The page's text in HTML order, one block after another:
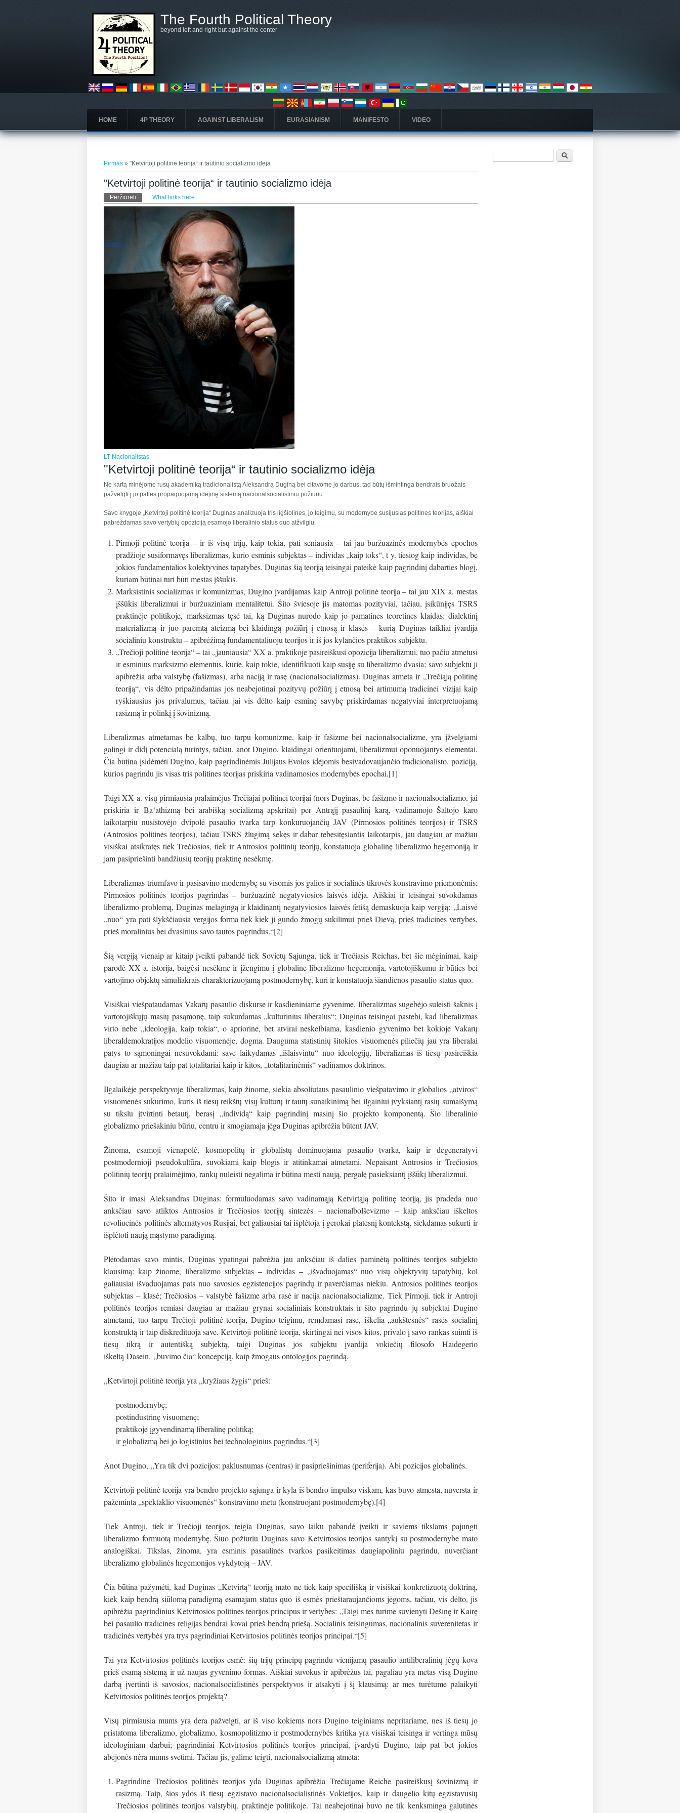
The Fourth Political Theory
beyond left and right but against the center
HOME 4P THEORY AGAINST LIBERALISM EURASIANISM MANIFESTO VIDEO
Pirmas » "Ketvirtoji politinė teorija“ ir tautinio socializmo idėja
"Ketvirtoji politinė teorija“ ir tautinio socializmo idėja
Pirminės kortelės
Peržiūrėti (aktyvi kortelė)
What links here
LT Nacionalistas
"Ketvirtoji politinė teorija“ ir tautinio socializmo idėja
Ne kartą minėjome rusų akademiką tradicionalistą Aleksandrą Duginą bei citavome jo darbus, tad būtų išmintinga bendrais bruožais
pažvelgti į jo paties propaguojamą idėjinę sistemą nacionalsocialistiniu požiūriu.
Savo knygoje „Ketvirtoji politinė teorija“ Duginas analizuoja tris ligšiolines, jo teigimu, su modernybe susijusias politines teorijas, aiškiai
pabrėždamas savo vertybių opoziciją esamojo liberalinio status quo atžvilgiu.
Pirmoji politinė teorija – ir iš visų trijų, kaip tokia, pati seniausia – tai jau buržuazinės modernybės epochos
pradžioje susiformavęs liberalizmas, kurio esminis subjektas – individas „kaip toks“, t y. tiesiog kaip individas, be
jokios fundamentalios kolektyvinės tapatybės. Duginas šią teoriją teisingai pateikė kaip pagrindinį dabarties blogį,
kuriam būtinai turi būti mestas įššūkis.
Marksistinis socializmas ir komunizmas, Dugino įvardijamas kaip Antroji politinė teorija – tai jau XIX a. mestas
įššūkis liberalizmui ir buržuaziniam mentalitetui. Šito šviesoje jis matomas pozityviai, tačiau, įsikūnijęs TSRS
praktinėje politikoje, marksizmas tęsė tai, ką Duginas nurodo kaip jo pamatines teoretines klaidas: dialektinį
materializmą ir juo paremtą ateizmą bei klaidingą požiūrį į etnosą ir klasės – kurią Duginas taikliai įvardija
socialiniu konstruktu – apibrėžimą fundamentaliuoju teorijos ir iš jos kylančios praktikos subjektu.
„Trečioji politinė teorija“ – tai „jauniausia“ XX a. praktikoje pasireiškusi opozicija liberalizmui, tuo pačiu atmetusi
ir esminius marksizmo elementus, kurie, kaip tokie, identifikuoti kaip susiję su liberalizmo dvasia; savo subjektu ji
apibrėžia arba valstybę (fašizmas), arba naciją ir rasę (nacionalsocializmas). Duginas atmeta ir „Trečiąją politinę
teoriją“, vis dėlto pripažindamas jos neabejotinai pozityvų požiūrį į etnosą bei artimumą tradicinei vizijai kaip
ryškiausius jos privalumus, tačiau jai vis dėlto kaip esminę savybę priskirdamas negatyviai interpretuojamą
rasizmą ir polinkį į šovinizmą.
Liberalizmas atmetamas be kalbų, tuo tarpu komunizme, kaip ir fašizme bei nacionalsocializme, yra įžvelgiami
galingi ir didį potencialą turintys, tačiau, anot Dugino, klaidingai orientuojami, liberalizmui oponuojantys elementai.
Čia būtina įsidėmėti Dugino, kaip pagrindinėmis Julijaus Evolos idėjomis besivadovaujančio tradicionalisto, poziciją,
kurios pagrindu jis visas tris politines teorijas priskiria vadinamosios modernybės epochai.[1]
Taigi XX a. visų pirmiausia pralaimėjus Trečiajai politinei teorijai (nors Duginas, be fašizmo ir nacionalsocializmo, jai
priskiria ir Ba‘athizmąbei arabišką socializmą apskritai) per Antrąjį pasaulinį karą, vadinamojo Šaltojo karo
laikotarpiu nusistovėjo dvipolė pasaulio tvarka tarp konkuruojančių JAV (Pirmosios politinės teorijos) ir TSRS
(Antrosios politinės teorijos), tačiau TSRS žlugimą sekęs ir dabar tebesitęsiantis laikotarpis, jau daugiau ar mažiau
visiškai atsikratęs tiek Trečiosios, tiek ir Antrosios politinių teorijų, konstatuoja globalinę liberalizmo hegemoniją ir
jam pasipriešinti bandžiusių teorijų praktinę nesėkmę.
Liberalizmas triumfavo ir pasisavino modernybę su visomis jos galios ir socialinės tikrovės konstravimo priemonėmis;
Pirmosios politinės teorijos pagrindas – buržuazinė negatyviosios laisvės idėja. Aiškiai ir teisingai suvokdamas
liberalizmo problemą, Duginas melagingą ir klaidinantį negatyviosios laisvės fetišą demaskuoja kaip vergiją: „Laisvė
„nuo“ yra pati šlykščiausia vergijos forma tiek kiek ji gundo žmogų sukilimui prieš Dievą, prieš tradicines vertybes,
prieš moralinius bei dvasinius savo tautos pagrindus.“[2]
Šią vergiją vienaip ar kitaip įveikti pabandė tiek Sovietų Sąjunga, tiek ir Trečiasis Reichas, bet šie mėginimai, kaip
parodė XX a. istorija, baigėsi nesėkme ir įžengimu į globaline liberalizmo hegemonija, vartotojiškumu ir būties bei
vartojimo objektų simuliakrais charakterizuojamą postmodernybę, kuri ir konstatuoja šiandienos pasauliostatus quo.
Visiškai viešpataudamas Vakarų pasaulio diskurse ir kasdieniniame gyvenime, liberalizmas sugebėjo suleisti šaknis į
vartotojiškųjų masių pasąmonę, taip sukurdamas „kultūrinius liberalus“; Duginas teisingai pastebi, kad liberalizmas
virto nebe „ideologija, kaip tokia“, o apriorine, bet atvirai neskelbiama, kasdienio gyvenimo bet kokioje Vakarų
liberaldemokratijos modelio visuomenėje, dogma. Dauguma statistinių šitokios visuomenės piliečių jau yra liberalai
patys to sąmoningai nesuvokdami: save laikydamas „išlaisvintu“ nuo ideologijų, liberalizmas iš tiesų pasireiškia
daugiau ar mažiau taip pat totalitariai kaip ir kitos, „totalitarinėmis“ vadinamos doktrinos.
Ilgalaikėje perspektyvoje liberalizmas, kaip žinome, siekia absoliutaus pasaulinio viešpatavimo ir globalios „atviros“
visuomenės sukūrimo, kuris iš tiesų reikštų visų kultūrų ir tautų sunaikinimą bei ilgainiui įvyksiantį rasių sumaišymą
su tikslu įtvirtinti betautį, berasį „individą“ kaip pagrindinį masinį šio projekto komponentą. Šio liberalinio
globalizmo priešakiniu būriu, centru ir smogiamaja jėga Duginas apibrėžia būtent JAV.
Žinoma, esamoji vienapolė, kosmopolitų ir globalistų dominuojama pasaulio tvarka, kaip ir degeneratyvi
postmodernioji pseudokultūra, suvokiami kaip blogis ir atitinkamai atmetami. Nepaisant Antrosios ir Trečiosios
politinių teorijų pralaimėjimo, rankų nuleisti negalima ir būtina mesti naują, pergalę pasieksiantį įššūkį liberalizmui.
Šito ir imasi Aleksandras Duginas: formuluodamas savo vadinamąją Ketvirtąją politinę teoriją, jis pradeda nuo
anksčiau savo atliktos Antrosios ir Trečiosios teorijų sintezės – nacionalbolševizmo – kaip anksčiau iškeltos
revoliucinės politinės alternatyvos Rusijai, bet galiausiai tai išplėtoja į gerokai platesnį kontekstą, siekdamas sukurti ir
išplėtoti naują mąstymo paradigmą.
Plėtodamas savo mintis, Duginas ypatingai pabrėžia jau anksčiau iš dalies paminėtą politinės teorijos subjekto
klausimą: kaip žinome, liberalizmo subjektas – individas – „išvaduojamas“ nuo visų objektyvių tapatybių, kol
galiausiai išvaduojamas pats nuo savosios egzistencijos pagrindų ir paverčiamas niekiu. Antrosios politinės teorijos
subjektas – klasė; Trečiosios – valstybė fašizme arba rasė ir nacija nacionalsocializme. Tiek Pirmoji, tiek ir Antroji
politinės teorijos remiasi daugiau ar mažiau grynai socialiniais konstruktais ir šito pagrindu jų subjektai Dugino
atmetami, tuo tarpu Trečioji politinė teorija, Dugino teigimu, remdamasi rase, iškelia „aukštesnės“ rasės socialinį
konstruktą ir taip diskredituoja save. Ketvirtoji politinė teorija, skirtingai nei visos kitos, privalo į savo rankas suimti iš
tiesų tikrą ir autentišką subjektą, taigi Duginas jos subjektu įvardija vokiečių filosofo Haidegerio
iškeltąDasein, „buvimo čia“ koncepciją, kaip žmogaus ontologijos pagrindą.
„Ketvirtoji politinė teorija yra „kryžiaus žygis“ prieš:
postmodernybę;
postindustrinę visuomenę;
praktikoje įgyvendinamą liberalinę politiką;
ir globalizmą bei jo logistinius bei technologinius pagrindus.“[3]
Anot Dugino,„Yra tik dvi pozicijos: paklusnumas (centras) ir pasipriešinimas (periferija). Abi pozicijos globalinės.
Ketvirtoji politinė teorija yra bendro projekto sąjunga ir kyla iš bendro impulso viskam, kas buvo atmesta, nuversta ir
pažeminta „spektaklio visuomenės“ konstravimo metu (konstruojant postmodernybę).[4]
Tiek Antroji, tiek ir Trečioji teorijos, teigia Duginas, savo laiku pabandė įveikti ir saviems tikslams pajungti
liberalizmo formuotą modernybę. Šiuo požiūriu Duginas savo Ketvirtosios teorijos santykį su postmodernybe mato
analogiškai. Tikslas, žinoma, yra esminis pasaulinės tvarkos pasikeitimas daugiapoliniu pagrindu, nuverčiant
liberalizmo globalinės hegemonijos vykdytoją – JAV.
Čia būtina pažymėti, kad Duginas „Ketvirtą“ teoriją mato ne tiek kaip specifišką ir visiškai konkretizuotą doktriną,
kiek kaip bendrą siūlomą paradigmą esamajamstatus quo iš esmės prieštaraujančioms jėgoms, tačiau, vis dėlto, jis
apibrėžia pagrindinius Ketvirtosios politinės teorijos principus ir vertybes:„Taigi mes turime suvienyti Dešinę ir Kairę
bei pasaulio tradicines religijas bendrai kovai prieš bendrą priešą. Socialinis teisingumas, nacionalinis suverenitetas ir
tradicinės vertybės yra trys pagrindiniai Ketvirtosios politinės teorijos principai.“[5]
Tai yra Ketvirtosios politinės teorijos esmė: šių trijų principų pagrindu vienijamų pasaulio antiliberalinių jėgų kova
prieš esamą sistemą ir už naujas gyvenimo formas. Aiškiai suvokus ir apibrėžus tai, pagaliau yra metas visą Dugino
darbą įvertinti iš savosios, nacionalsocialistinės perspektyvos ir atsakyti į šį klausimą: ar mes turėtume palaikyti
Ketvirtosios politinės teorijos projektą?
Visų pirmiausia mums yra dera pažvelgti, ar iš viso kokiems nors Dugino teiginiams nepritariame, nes iš tiesų jo
pristatoma liberalizmo, globalizmo, kosmopolitizmo ir postmodernybės kritika yra visiškai teisinga ir vertinga mūsų
ideologiniam darbui; pagrindiniai Ketvirtosios politinės teorijos principai, įvardyti Dugino, taip pat bet jokios
abejonės nėra mums svetimi. Tačiau jis, galime teigti, nacionalsocializmą atmeta:
Pagrindine Trečiosios politinės teorijos yda Duginas apibrėžia Trečiajame Reiche pasireiškusį šovinizmą ir
rasizmą. Taip, šios ydos iš tiesų egzistavo nacionalsocialistinės Vokietijos, kaip ir daugelio kitų egzistavusių
Trečiosios politinės teorijos valstybių, praktinėje politikoje. Tai neabejotinai buvo ne tik kenksminga galutinės
Paieškos forma